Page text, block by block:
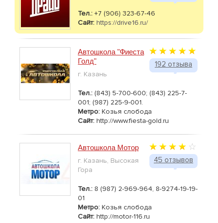
Тел.: +7 (906) 323-67-46
Сайт: https://drive16.ru/
192 отзыва
Автошкола "Фиеста
Голд"
г. Казань
Тел.: (843) 5-700-600; (843) 225-7-
001; (987) 225-9-001.
Метро: Козья слобода
Сайт: http://www.fiesta-gold.ru
45 отзывов
Автошкола Мотор
г. Казань, Высокая
Гора
Тел.: 8 (987) 2-969-964, 8-9274-19-19-
01
Метро: Козья слобода
Сайт: http://motor-116.ru